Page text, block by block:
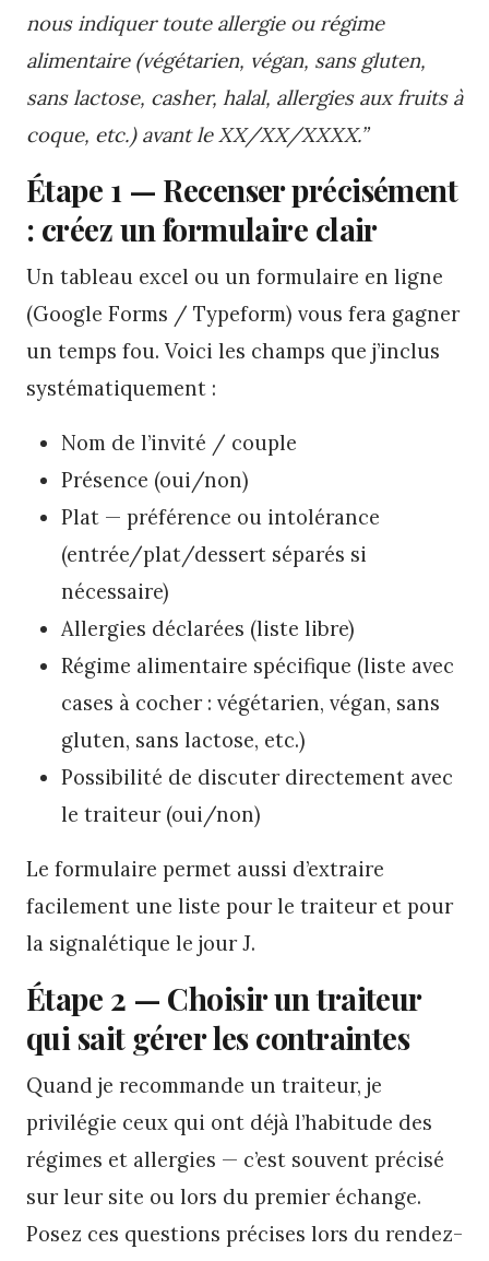
nous indiquer toute allergie ou régime
alimentaire (végétarien, végan, sans gluten,
sans lactose, casher, halal, allergies aux fruits à
coque, etc.) avant le XX/XX/XXXX.”
Étape 1 — Recenser précisément
: créez un formulaire clair
Un tableau excel ou un formulaire en ligne
(Google Forms / Typeform) vous fera gagner
un temps fou. Voici les champs que j’inclus
systématiquement :
Nom de l’invité / couple
Présence (oui/non)
Plat — préférence ou intolérance
(entrée/plat/dessert séparés si
nécessaire)
Allergies déclarées (liste libre)
Régime alimentaire spécifique (liste avec
cases à cocher : végétarien, végan, sans
gluten, sans lactose, etc.)
Possibilité de discuter directement avec
le traiteur (oui/non)
Le formulaire permet aussi d’extraire
facilement une liste pour le traiteur et pour
la signalétique le jour J.
Étape 2 — Choisir un traiteur
qui sait gérer les contraintes
Quand je recommande un traiteur, je
privilégie ceux qui ont déjà l’habitude des
régimes et allergies — c’est souvent précisé
sur leur site ou lors du premier échange.
Posez ces questions précises lors du rendez-